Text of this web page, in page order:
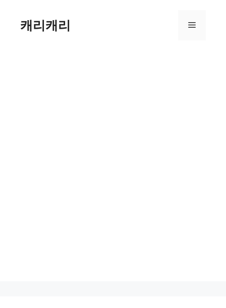
캐리캐리 메